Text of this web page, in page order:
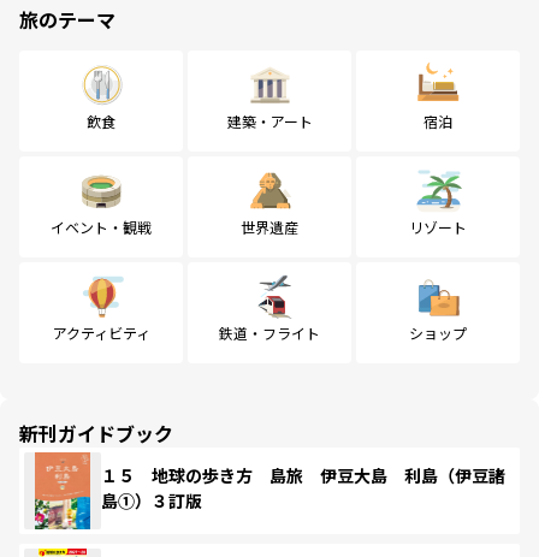
旅のテーマ
飲食 建築・アート 宿泊
イベント・観戦 世界遺産 リゾート
アクティビティ 鉄道・フライト ショップ
新刊ガイドブック
１５ 地球の歩き方 島旅 伊豆大島 利島（伊豆諸
島①）３訂版